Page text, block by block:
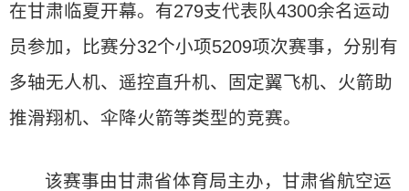
在甘肃临夏开幕。有279支代表队4300余名运动
员参加，比赛分32个小项5209项次赛事，分别有
多轴无人机、遥控直升机、固定翼飞机、火箭助
推滑翔机、伞降火箭等类型的竞赛。
该赛事由甘肃省体育局主办，甘肃省航空运